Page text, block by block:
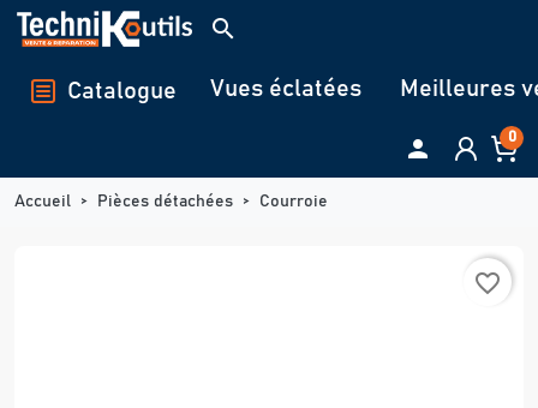
Panneau de gestion des cookies
search
Catalogue Vues éclatées Meilleures
 0
Accueil Pièces détachées Courroie
favorite_border